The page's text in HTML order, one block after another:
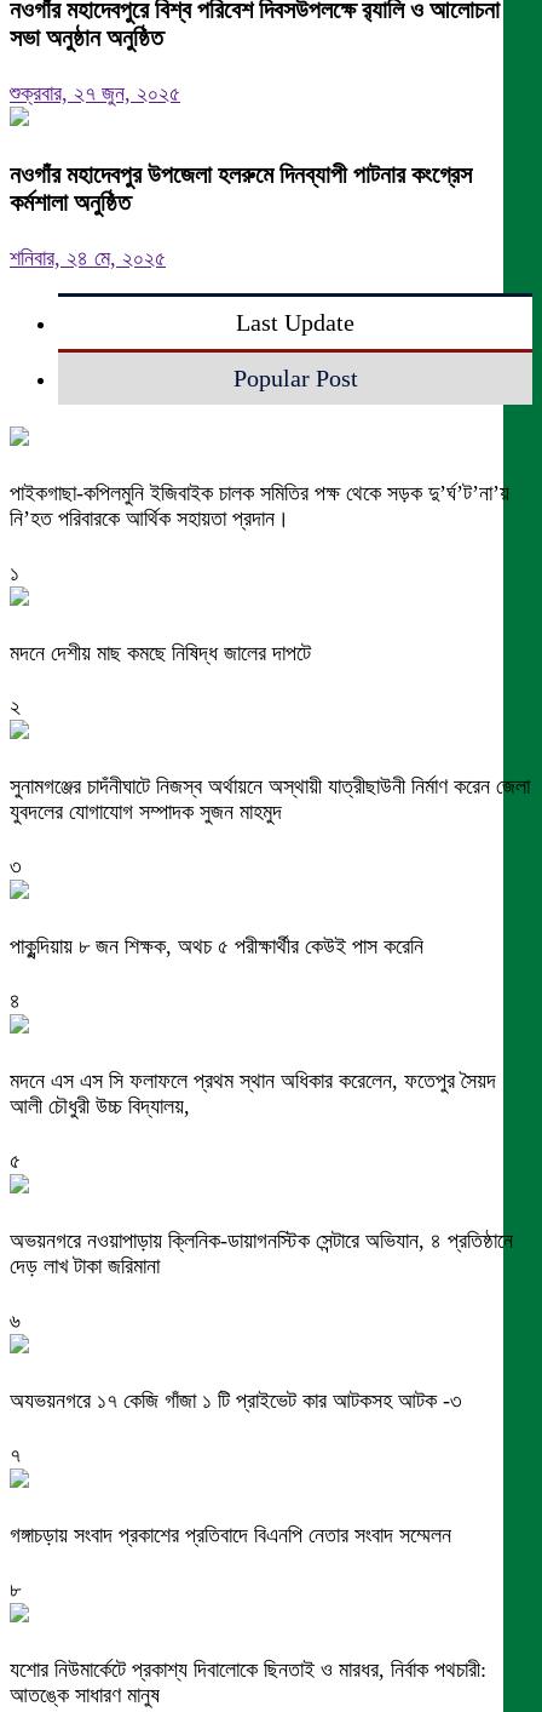
নওগাঁর মহাদেবপুরে বিশ্ব পরিবেশ দিবসউপলক্ষে র‌্যালি ও আলোচনা
সভা অনুষ্ঠান অনুষ্ঠিত
শুক্রবার, ২৭ জুন, ২০২৫
নওগাঁর মহাদেবপুর উপজেলা হলরুমে দিনব্যাপী পাটনার কংগ্রেস
কর্মশালা অনুষ্ঠিত
শনিবার, ২৪ মে, ২০২৫
Last Update
Popular Post
পাইকগাছা-কপিলমুনি ইজিবাইক চালক সমিতির পক্ষ থেকে সড়ক দু’র্ঘ’ট’না’য়
নি’হত পরিবারকে আর্থিক সহায়তা প্রদান।
১
মদনে দেশীয় মাছ কমছে নিষিদ্ধ জালের দাপটে
২
সুনামগঞ্জের চাদঁনীঘাটে নিজস্ব অর্থায়নে অস্থায়ী যাত্রীছাউনী নির্মাণ করেন জেলা
যুবদলের যোগাযোগ সম্পাদক সুজন মাহমুদ
৩
পাকুন্দিয়ায় ৮ জন শিক্ষক, অথচ ৫ পরীক্ষার্থীর কেউই পাস করেনি
৪
মদনে এস এস সি ফলাফলে প্রথম স্থান অধিকার করেলেন, ফতেপুর সৈয়দ
আলী চৌধুরী উচ্চ বিদ্যালয়,
৫
অভয়নগরে নওয়াপাড়ায় ক্লিনিক-ডায়াগনস্টিক সেন্টারে অভিযান, ৪ প্রতিষ্ঠানে
দেড় লাখ টাকা জরিমানা
৬
অযভয়নগরে ১৭ কেজি গাঁজা ১ টি প্রাইভেট কার আটকসহ আটক -৩
৭
গঙ্গাচড়ায় সংবাদ প্রকাশের প্রতিবাদে বিএনপি নেতার সংবাদ সম্মেলন
৮
যশোর নিউমার্কেটে প্রকাশ্য দিবালোকে ছিনতাই ও মারধর, নির্বাক পথচারী:
আতঙ্কে সাধারণ মানুষ